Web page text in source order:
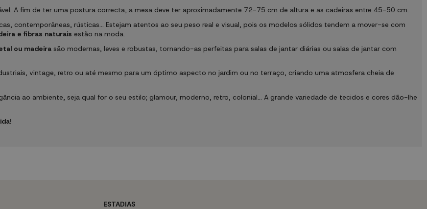
A fim de ter uma postura correcta, a mesa deve ter aproximadamente 72-75 cm de altura e as cadeiras entre 45-50 cm.
contemporâneas, rústicas... Estejam atentos ao seu peso real e visual, pois os modelos sólidos tendem a mover-se com
e fibras naturais estão na moda.
ou madeirasão modernas, leves e robustas, tornando-as perfeitas para salas de jantar diárias ou salas de jantar com
vintage, retro ou até mesmo para um óptimo aspecto no jardim ou no terraço, criando uma atmosfera cheia de
ao ambiente, seja qual for o seu estilo; glamour, moderno, retro, colonial... A grande variedade de tecidos e cores dão-lhe
ESTADIAS